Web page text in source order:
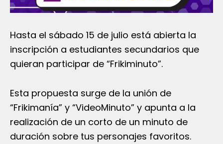
Hasta el sábado 15 de julio está abierta la
inscripción a estudiantes secundarios que
quieran participar de “Frikiminuto”.
Esta propuesta surge de la unión de
“Frikimanía” y “VideoMinuto” y apunta a la
realización de un corto de un minuto de
duración sobre tus personajes favoritos.